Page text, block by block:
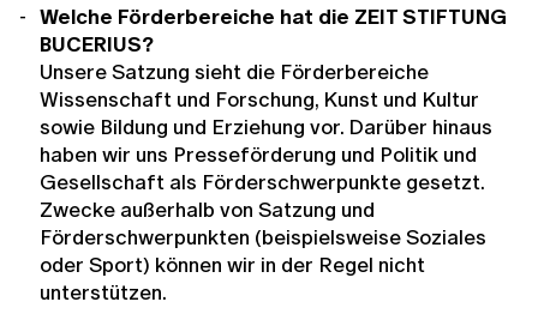
Welche Förderbereiche hat die ZEIT STIFTUNG
BUCERIUS?
Unsere Satzung sieht die Förderbereiche
Wissenschaft und Forschung, Kunst und Kultur
sowie Bildung und Erziehung vor. Darüber hinaus
haben wir uns Presseförderung und Politik und
Gesellschaft als Förderschwerpunkte gesetzt.
Zwecke außerhalb von Satzung und
Förderschwerpunkten (beispielsweise Soziales
oder Sport) können wir in der Regel nicht
unterstützen.